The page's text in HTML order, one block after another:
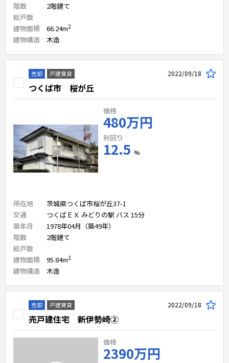
階数
2階建て
総戸数
建物面積
66.24m2
建物構造 木造
売却 戸建賃貸
つくば市 桜が丘
2022/09/18
価格
480万円
利回り
12.5 %
所在地
茨城県つくば市桜が丘37-1
交通
つくばＥＸ みどりの駅 バス 15分
築年月
1978年04月（築49年）
階数
2階建て
総戸数
建物面積
95.84m2
建物構造 木造
売却 戸建賃貸
売戸建住宅 新伊勢崎②
2022/09/18
価格
2390万円